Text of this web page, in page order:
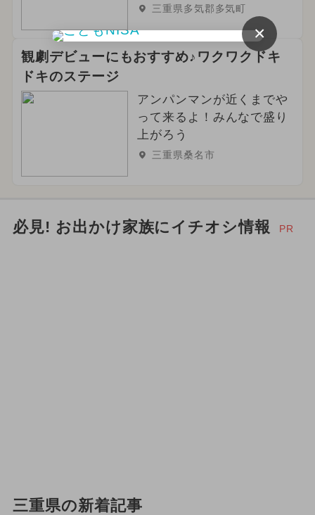
2026年4月のイベント お正月
2025年7月のイベント
2026年6月のイベント
2024年8月のイベント
夏休み（日帰り） ハロウィン
三重県多気郡多気町
観劇デビューにもおすすめ♪ワクワクドキ
ドキのステージ
アンパンマンが近くまでや
って来るよ！みんなで盛り
上がろう
三重県桑名市
必見! お出かけ家族にイチオシ情報 PR
三重県の新着記事
×